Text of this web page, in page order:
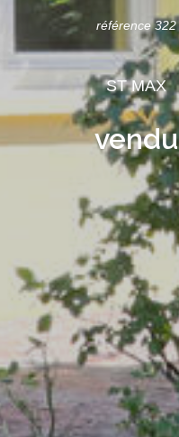
référence 322
ST MAX
vendu